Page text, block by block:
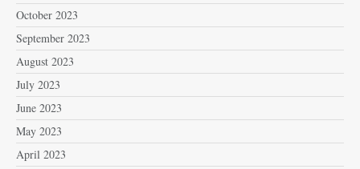
October 2023
September 2023
August 2023
July 2023
June 2023
May 2023
April 2023